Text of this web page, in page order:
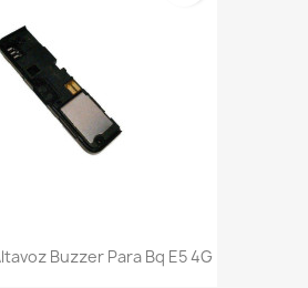
Buzzer Para Bq E5 4G